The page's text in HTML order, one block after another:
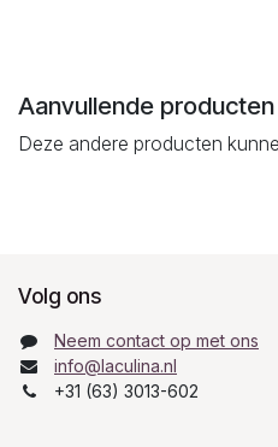
Aanvullende producten
Deze andere producten
Volg ons
Neem contact op met ons
info@laculina.nl
+31 (63) 3013-602